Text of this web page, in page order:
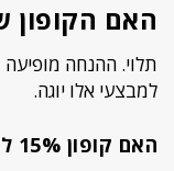
האם הקופון של 30% עובד
תלוי. ההנחה
למבצעי אלו יוגה.
האם קופון 15% לניוזלטר משתלם יותר?